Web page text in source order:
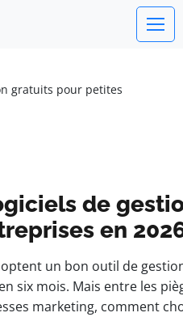
Libre
• Engagement
gratuits pour petites
de
en
un bon outil de
six mois. Mais entre les
marketing, comment